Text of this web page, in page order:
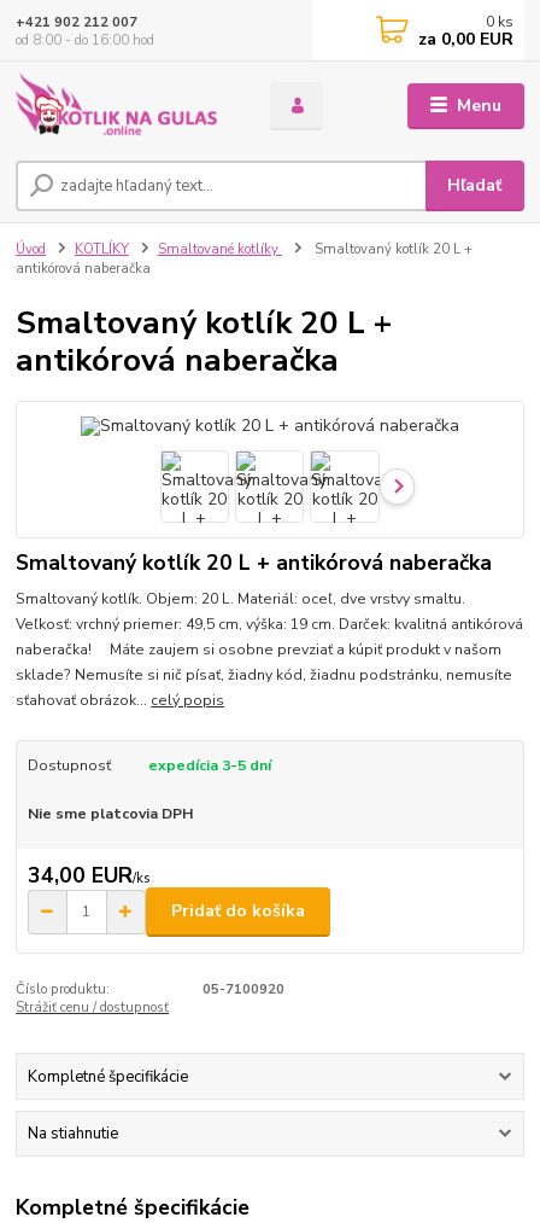
Menu
Hľadať
+421 902 212 007
od 8:00 - do 16:00 hod
0 ks
za 0,00 EUR
Úvod KOTLÍKY Smaltované kotlíky
Smaltovaný kotlík 20 L +
antikórová naberačka
Smaltovaný kotlík 20 L +
antikórová naberačka
Smaltovaný kotlík 20 L + antikórová naberačka
Smaltovaný kotlík. Objem: 20 L. Materiál: oceľ, dve vrstvy smaltu.
Veľkosť: vrchný priemer: 49,5 cm, výška: 19 cm. Darček: kvalitná antikórová
naberačka! Máte zaujem si osobne prevziať a kúpiť produkt v našom
sklade? Nemusíte si nič písať, žiadny kód, žiadnu podstránku, nemusíte
sťahovať obrázok... celý popis
Dostupnosť expedícia 3-5 dní
Nie sme platcovia DPH
34,00 EUR/ks
Pridať do košíka
Číslo produktu:
05-7100920
Strážiť cenu / dostupnosť
Kompletné špecifikácie
Na stiahnutie
Kompletné špecifikácie